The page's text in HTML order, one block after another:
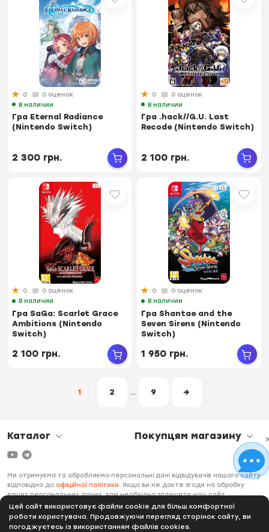
Цей сайт використовує файли cookie для більш комфортної
роботи користувача. Продовжуючи перегляд сторінок сайту, ви
погоджуєтесь із використанням файлів cookies.
0
0 оценок
В наличии
Гра Eternal Radiance
(Nintendo Switch)
2 300 грн.
0
0 оценок
В наличии
Гра .hack//G.U. Last
Recode (Nintendo Switch)
2 100 грн.
0
0 оценок
В наличии
Гра SaGa: Scarlet Grace
Ambitions (Nintendo
Switch)
2 100 грн.
0
0 оценок
В наличии
Гра Shantae and the
Seven Sirens (Nintendo
Switch)
1 950 грн.
1 2 ... 9 →
Каталог Покупцям магазину
Ми отримуємо та обробляємо персональні дані відвідувачів нашого сайту
відповідно до офіційної політики. Якщо ви не даєте згоди на обробку
ваших персональних даних, вам необхідно залишити наш сайт.